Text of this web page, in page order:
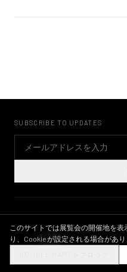
SUBSCRIBE TO UPDATES
©2026KWAME BRATHWAITE
プライバシーポリシー利用規約画
THEME
このサイトでは展覧会の開催地を表
り、Cookie が設定される場合があり